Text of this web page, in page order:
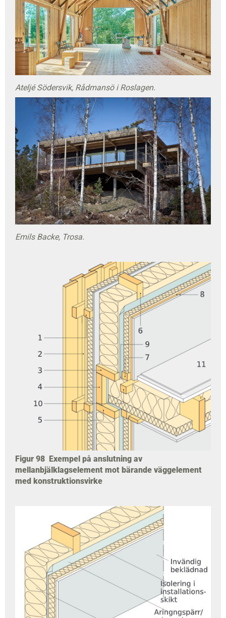
Ateljé Södersvik, Rådmansö i Roslagen.
Emils Backe, Trosa.
Figur 98 Exempel på anslutning av
mellanbjälklagselement mot bärande väggelement
med konstruktionsvirke